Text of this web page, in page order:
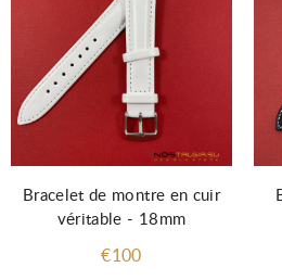
Bracelet de montre en cuir
véritable - 18mm
€100